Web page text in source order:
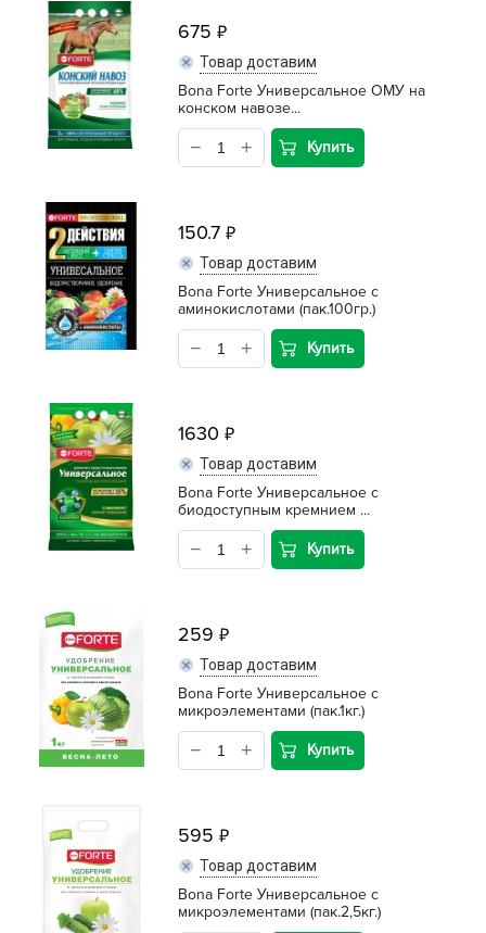
675
Товар доставим
Bona Forte Универсальное ОМУ на
конском навозе...
Купить
150.7
Товар доставим
Bona Forte Универсальное с
аминокислотами (пак.100гр.)
Купить
1630
Товар доставим
Bona Forte Универсальное с
биодоступным кремнием ...
Купить
259
Товар доставим
Bona Forte Универсальное с
микроэлементами (пак.1кг.)
Купить
595
Товар доставим
Bona Forte Универсальное с
микроэлементами (пак.2,5кг.)